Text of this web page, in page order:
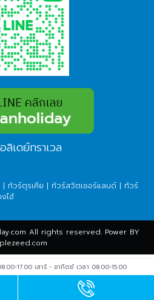
ลิเดย์ทราเวล
| ทัวร์ตุรเคีย | ทัวร์สวิตเซอร์แลนด์ | ทัวร์
ไฮ้
All rights reserved. Power BY
17.00 เสาร์ - อาทิตย์ เวลา 08.00-15.00